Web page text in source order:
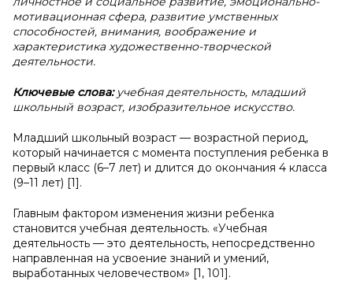
мотивационная сфера, развитие умственных
способностей, внимания, воображение и
характеристика художественно-творческой
деятельности.
Ключевые слова:учебная деятельность, младший
школьный возраст, изобразительное искусство.
Младший школьный возраст — возрастной период,
который начинается с момента поступления ребенка в
первый класс (6–7 лет) и длится до окончания 4 класса
(9–11 лет) [1].
Главным фактором изменения жизни ребенка
становится учебная деятельность. «Учебная
деятельность — это деятельность, непосредственно
направленная на усвоение знаний и умений,
выработанных человечеством» [1, 101].